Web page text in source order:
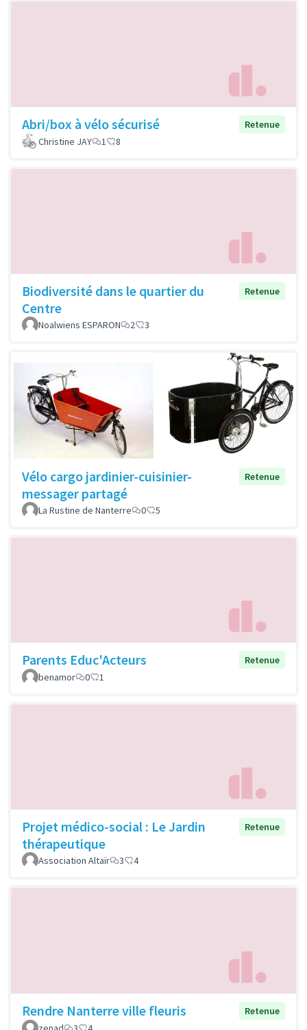
Abri/box à vélo sécurisé
Retenue
Christine JAY
1 8
Biodiversité dans le quartier du
Centre
Retenue
Noalwiens ESPARON 2 3
Vélo cargo jardinier-cuisinier-
messager partagé
Retenue
La Rustine de Nanterre 0 5
Parents Educ'Acteurs
Retenue
benamor
0 1
Projet médico-social : Le Jardin
thérapeutique
Retenue
Association Altaïr 3 4
Rendre Nanterre ville fleuris
Retenue